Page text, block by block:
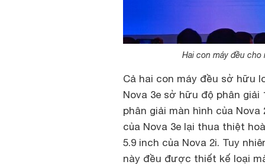
Hai con máy đều cho
Cả hai con máy đều sở hữu
Nova 3e sở hữu độ phân giải
phân giải màn hình của Nova
của Nova 3e lại thua thiệt
5.9 inch của Nova 2i. Tuy
này đều được thiết kế loại